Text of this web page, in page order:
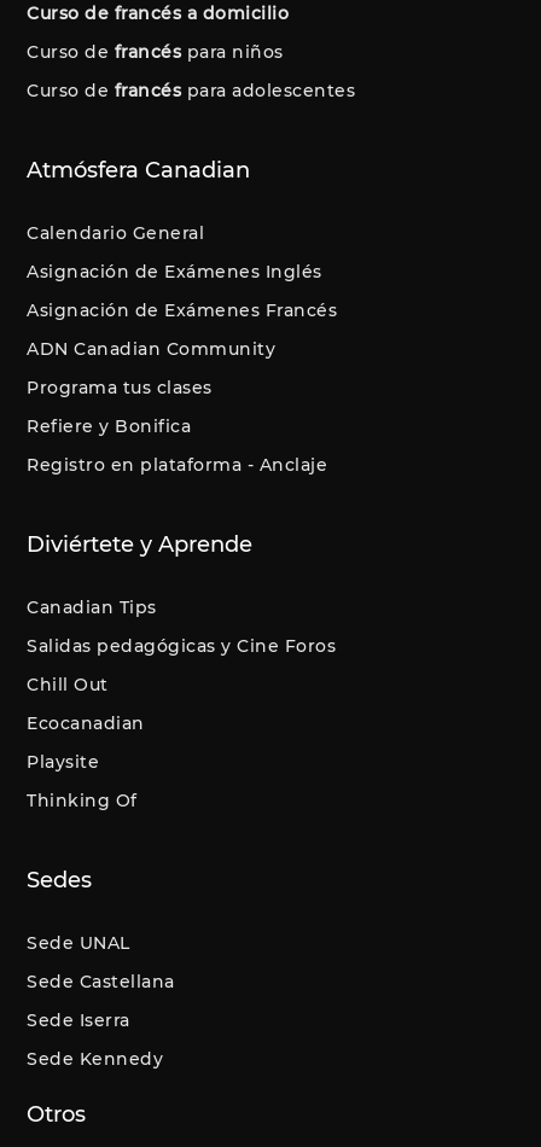
Curso de francés a domicilio
Curso de francéspara niños
Curso de francéspara adolescentes
Atmósfera Canadian
Calendario General
Asignación de Exámenes Inglés
Asignación de Exámenes Francés
ADN Canadian Community
Programa tus clases
Refiere y Bonifica
Registro en plataforma - Anclaje
Diviértete y Aprende
Canadian Tips
Salidas pedagógicas y Cine Foros
Chill Out
Ecocanadian
Playsite
Thinking Of
Sedes
Sede UNAL
Sede Castellana
Sede Iserra
Sede Kennedy
Otros